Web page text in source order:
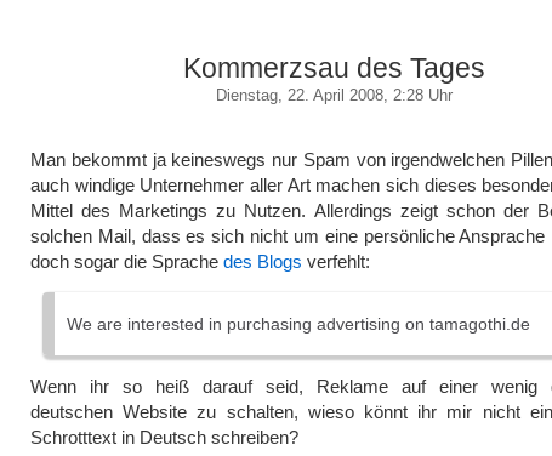
Kommerzsau des Tages
Dienstag, 22. April 2008, 2:28 Uhr
Man bekommt ja keineswegs nur Spam von irgendwelchen
auch windige Unternehmer aller Art machen sich dieses
Mittel des Marketings zu Nutzen. Allerdings zeigt schon der
solchen Mail, dass es sich nicht um eine persönliche Ansprache
doch sogar die Sprache des Blogs verfehlt:
We are interested in purchasing advertising on tamagothi.de
Wenn ihr so heiß darauf seid, Reklame auf einer wenig
deutschen Website zu schalten, wieso könnt ihr mir nicht
Schrotttext in Deutsch schreiben?